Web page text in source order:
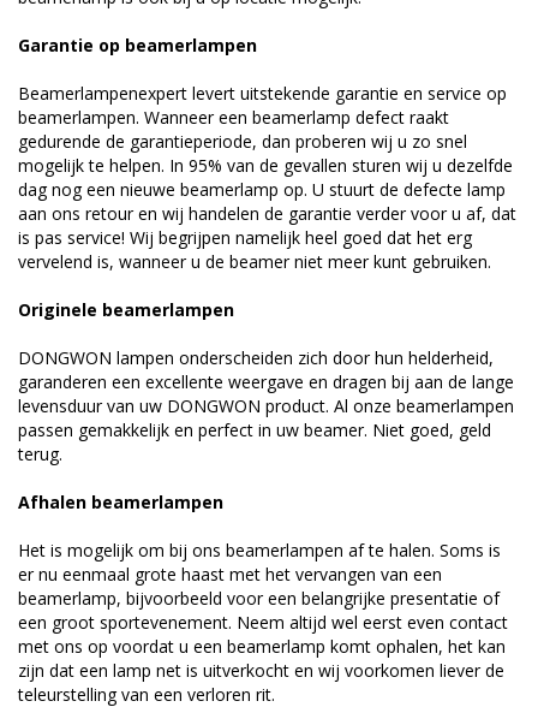
Garantie op beamerlampen
Beamerlampenexpert levert uitstekende garantie en service op
beamerlampen. Wanneer een beamerlamp defect raakt
gedurende de garantieperiode, dan proberen wij u zo snel
mogelijk te helpen. In 95% van de gevallen sturen wij u dezelfde
dag nog een nieuwe beamerlamp op. U stuurt de defecte lamp
aan ons retour en wij handelen de garantie verder voor u af, dat
is pas service! Wij begrijpen namelijk heel goed dat het erg
vervelend is, wanneer u de beamer niet meer kunt gebruiken.
Originele beamerlampen
DONGWON lampen onderscheiden zich door hun helderheid,
garanderen een excellente weergave en dragen bij aan de lange
levensduur van uw DONGWON product. Al onze beamerlampen
passen gemakkelijk en perfect in uw beamer. Niet goed, geld
terug.
Afhalen beamerlampen
Het is mogelijk om bij ons beamerlampen af te halen. Soms is
er nu eenmaal grote haast met het vervangen van een
beamerlamp, bijvoorbeeld voor een belangrijke presentatie of
een groot sportevenement. Neem altijd wel eerst even contact
met ons op voordat u een beamerlamp komt ophalen, het kan
zijn dat een lamp net is uitverkocht en wij voorkomen liever de
teleurstelling van een verloren rit.